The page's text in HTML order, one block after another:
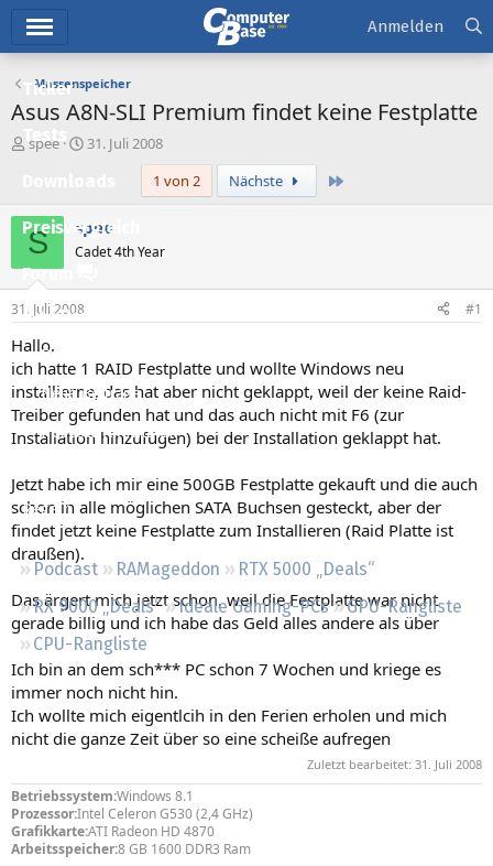
Ticker
Preisvergleich
Forum
Aktuelles
Empfohlene Inhalte
Neue Beiträge
Neueste Aktivitäten
Regeln
Podcast RAMageddon
RTX 5000 „Deals“
RX 9000 „Deals“
Ideale Gaming-PCs
GPU-Rangliste
CPU-Rangliste
Anmelden
Massenspeicher
Asus A8N-SLI Premium findet keine Festplatte
E
e
l
e
spee
E
e
l
l
m
31. Juli 2008
1 von 2
Nächste
S spee
Cadet 4th Year
31. Juli 2008 #1
Hallo,
ich hatte 1 RAID Festplatte und wollte Windows neu
installierne, das hat aber nicht geklappt, weil der keine Raid-
Treiber gefunden hat und das auch nicht mit F6 (zur
Installation hinzufügen) bei der Installation geklappt hat.
Jetzt habe ich mir eine 500GB Festplatte gekauft und die auch
schon in alle möglichen SATA Buchsen gesteckt, aber der
findet jetzt keine Festplatte zum Installieren (Raid Platte ist
draußen).
Das ärgert mich jetzt schon, weil die Festplatte war nicht
gerade billig und ich habe das Geld alles andere als über
Ich bin an dem sch*** PC schon 7 Wochen und kriege es
immer noch nicht hin.
Ich wollte mich eigentlcih in den Ferien erholen und mich
nicht die ganze Zeit über so eine scheiße aufregen
Zuletzt bearbeitet: 31. Juli 2008
Betriebssystem:Windows 8.1
Prozessor:Intel Celeron G530 (2,4 GHz)
Grafikkarte:ATI Radeon HD 4870
Arbeitsspeicher:8 GB 1600 DDR3 Ram